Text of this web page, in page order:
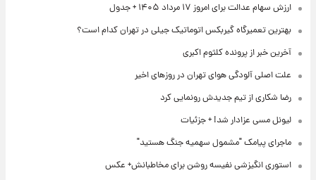
ارزش سهام عدالت برای امروز ۱۷ مرداد ۱۴۰۵ + جدول
بهترین تعمیرگاه گیربکس اتوماتیک جیلی در تهران کدام است؟
آخرین خبر از پرونده کلثوم اکبری
علت اصلی آلودگی هوای تهران در روزهای اخیر
رضا شکاری از تیم جدیدش رونمایی کرد
لیونل مسی عزادار شد! + جزئیات
ماجرای پیامک "مشمول سهمیه جنگ هستید"
استوری انگیزشی نفیسه روشن برای مخاطبانش+ عکس